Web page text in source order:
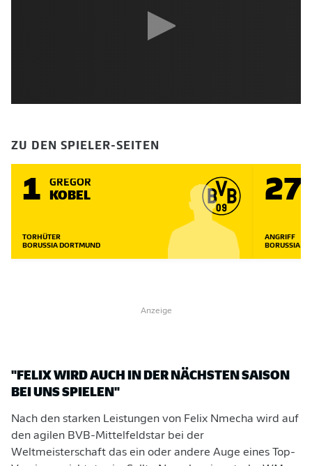
ZU DEN SPIELER-SEITEN
1 GREGOR
KOBEL
TORHÜTER
BORUSSIA DORTMUND
27
ANGRIFF
BORUSSIA
Anzeige
"FELIX WIRD AUCH IN DER NÄCHSTEN SAISON
BEI UNS SPIELEN"
Nach den starken Leistungen von Felix Nmecha wird auf
den agilen BVB-Mittelfeldstar bei der
Weltmeisterschaft das ein oder andere Auge eines Top-